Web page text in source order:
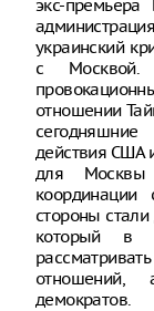
экс-
украинский
с
отношении
действия США
для
стороны
который в
отношений,
демократов.